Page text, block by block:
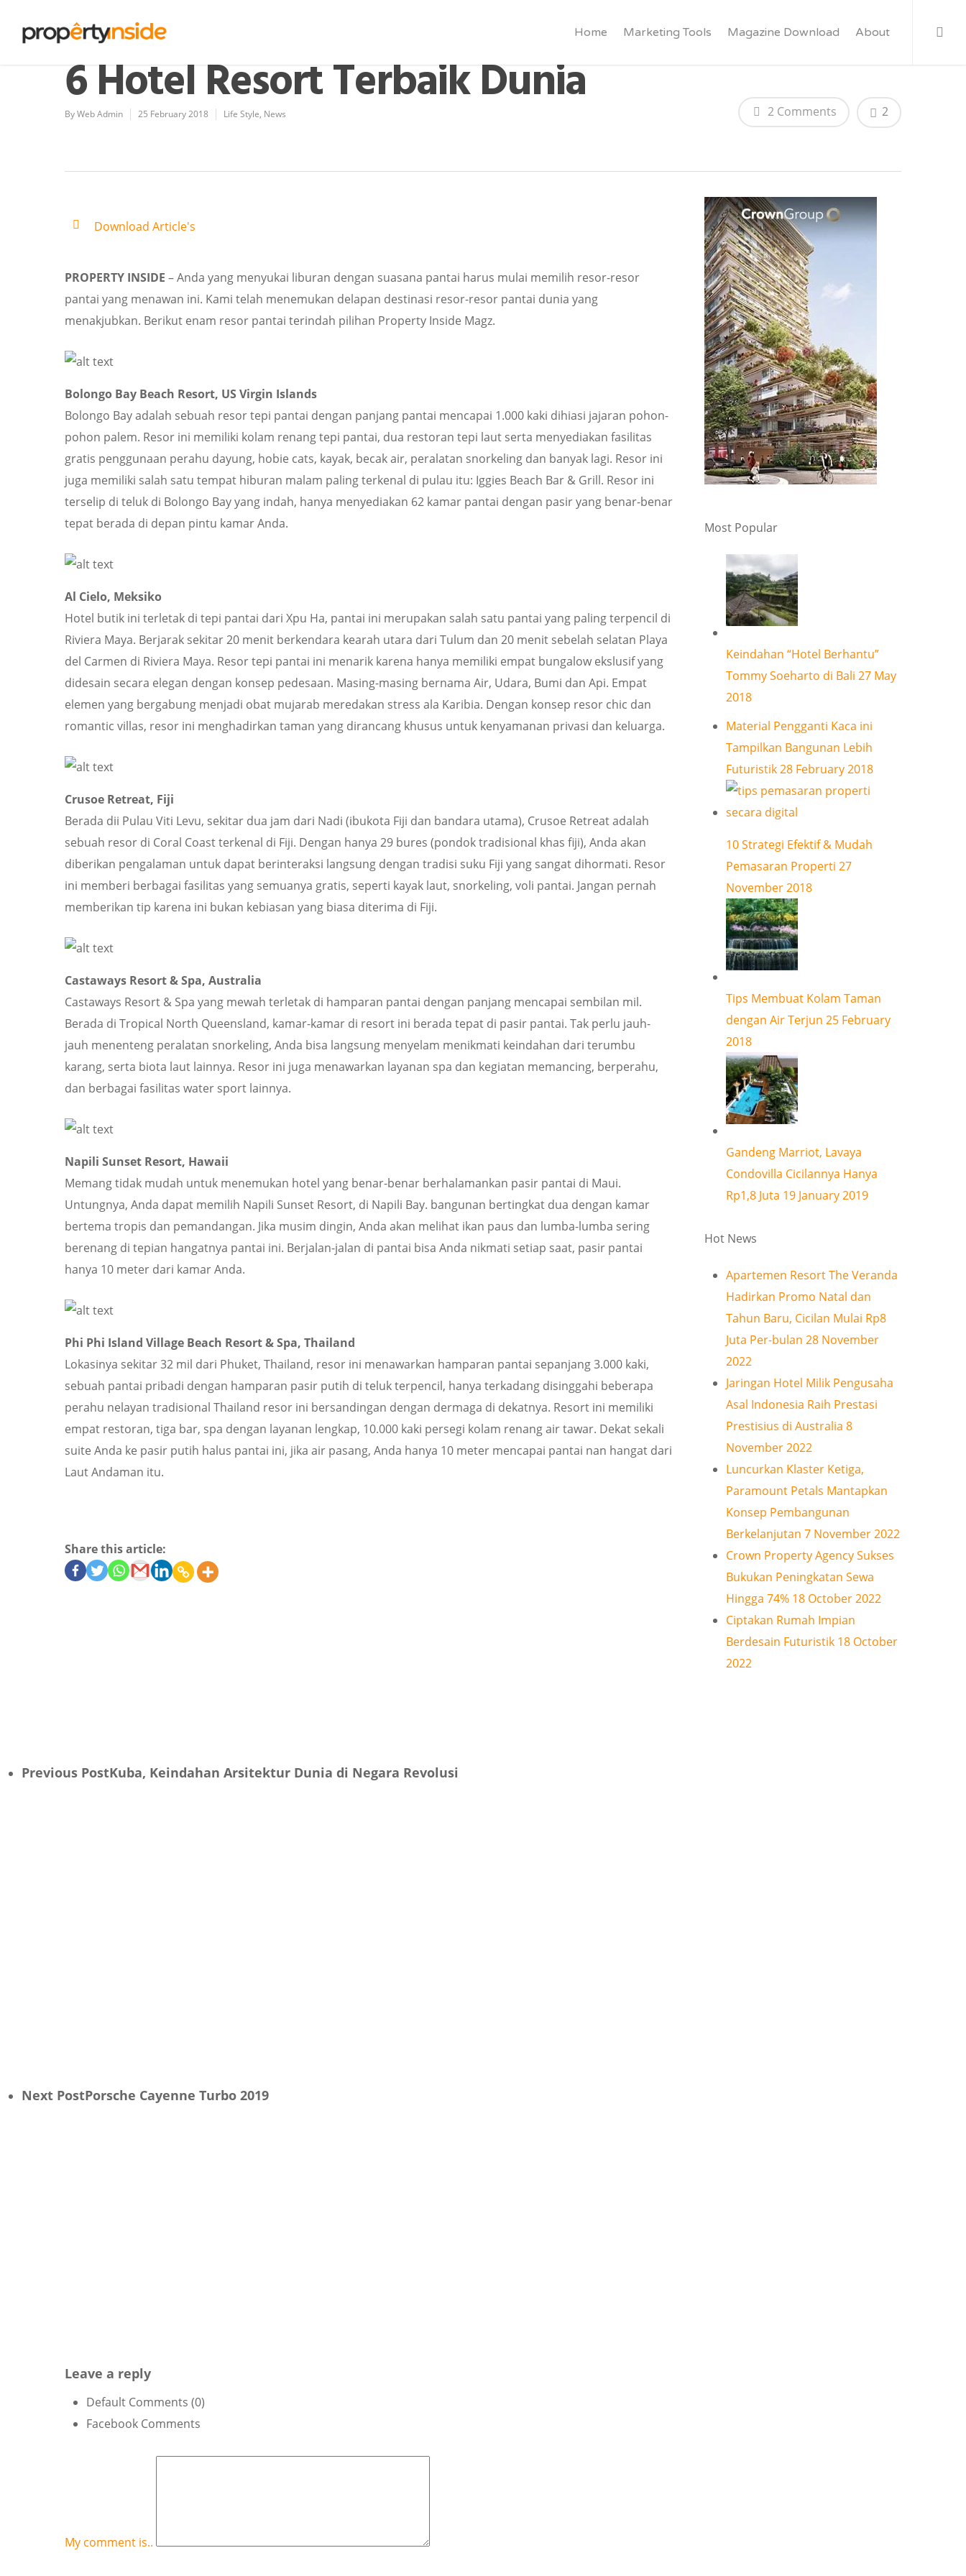
Home Marketing Tools Magazine Download About
6 Hotel Resort Terbaik Dunia
ByWeb Admin 25 February 2018 Life Style, News 2 Comments 2
Download Article's
PROPERTY INSIDE – Anda yang menyukai liburan dengan suasana pantai harus mulai memilih resor-resor
pantai yang menawan ini. Kami telah menemukan delapan destinasi resor-resor pantai dunia yang
menakjubkan. Berikut enam resor pantai terindah pilihan Property Inside Magz.
Bolongo Bay Beach Resort, US Virgin Islands
Bolongo Bay adalah sebuah resor tepi pantai dengan panjang pantai mencapai 1.000 kaki dihiasi jajaran pohon-
pohon palem. Resor ini memiliki kolam renang tepi pantai, dua restoran tepi laut serta menyediakan fasilitas
gratis penggunaan perahu dayung, hobie cats, kayak, becak air, peralatan snorkeling dan banyak lagi. Resor ini
juga memiliki salah satu tempat hiburan malam paling terkenal di pulau itu: Iggies Beach Bar & Grill. Resor ini
terselip di teluk di Bolongo Bay yang indah, hanya menyediakan 62 kamar pantai dengan pasir yang benar-benar
tepat berada di depan pintu kamar Anda.
Al Cielo, Meksiko
Hotel butik ini terletak di tepi pantai dari Xpu Ha, pantai ini merupakan salah satu pantai yang paling terpencil di
Riviera Maya. Berjarak sekitar 20 menit berkendara kearah utara dari Tulum dan 20 menit sebelah selatan Playa
del Carmen di Riviera Maya. Resor tepi pantai ini menarik karena hanya memiliki empat bungalow ekslusif yang
didesain secara elegan dengan konsep pedesaan. Masing-masing bernama Air, Udara, Bumi dan Api. Empat
elemen yang bergabung menjadi obat mujarab meredakan stress ala Karibia. Dengan konsep resor chic dan
romantic villas, resor ini menghadirkan taman yang dirancang khusus untuk kenyamanan privasi dan keluarga.
Crusoe Retreat, Fiji
Berada dii Pulau Viti Levu, sekitar dua jam dari Nadi (ibukota Fiji dan bandara utama), Crusoe Retreat adalah
sebuah resor di Coral Coast terkenal di Fiji. Dengan hanya 29 bures (pondok tradisional khas fiji), Anda akan
diberikan pengalaman untuk dapat berinteraksi langsung dengan tradisi suku Fiji yang sangat dihormati. Resor
ini memberi berbagai fasilitas yang semuanya gratis, seperti kayak laut, snorkeling, voli pantai. Jangan pernah
memberikan tip karena ini bukan kebiasan yang biasa diterima di Fiji.
Castaways Resort & Spa, Australia
Castaways Resort & Spa yang mewah terletak di hamparan pantai dengan panjang mencapai sembilan mil.
Berada di Tropical North Queensland, kamar-kamar di resort ini berada tepat di pasir pantai. Tak perlu jauh-
jauh menenteng peralatan snorkeling, Anda bisa langsung menyelam menikmati keindahan dari terumbu
karang, serta biota laut lainnya. Resor ini juga menawarkan layanan spa dan kegiatan memancing, berperahu,
dan berbagai fasilitas water sport lainnya.
Napili Sunset Resort, Hawaii
Memang tidak mudah untuk menemukan hotel yang benar-benar berhalamankan pasir pantai di Maui.
Untungnya, Anda dapat memilih Napili Sunset Resort, di Napili Bay. bangunan bertingkat dua dengan kamar
bertema tropis dan pemandangan. Jika musim dingin, Anda akan melihat ikan paus dan lumba-lumba sering
berenang di tepian hangatnya pantai ini. Berjalan-jalan di pantai bisa Anda nikmati setiap saat, pasir pantai
hanya 10 meter dari kamar Anda.
Phi Phi Island Village Beach Resort & Spa, Thailand
Lokasinya sekitar 32 mil dari Phuket, Thailand, resor ini menawarkan hamparan pantai sepanjang 3.000 kaki,
sebuah pantai pribadi dengan hamparan pasir putih di teluk terpencil, hanya terkadang disinggahi beberapa
perahu nelayan tradisional Thailand resor ini bersandingan dengan dermaga di dekatnya. Resort ini memiliki
empat restoran, tiga bar, spa dengan layanan lengkap, 10.000 kaki persegi kolam renang air tawar. Dekat sekali
suite Anda ke pasir putih halus pantai ini, jika air pasang, Anda hanya 10 meter mencapai pantai nan hangat dari
Laut Andaman itu.
Share this article:
Most Popular
Keindahan “Hotel Berhantu”
Tommy Soeharto di Bali 27 May
2018
Material Pengganti Kaca ini
Tampilkan Bangunan Lebih
Futuristik 28 February 2018
10 Strategi Efektif & Mudah
Pemasaran Properti 27
November 2018
Tips Membuat Kolam Taman
dengan Air Terjun 25 February
2018
Gandeng Marriot, Lavaya
Condovilla Cicilannya Hanya
Rp1,8 Juta 19 January 2019
Hot News
Apartemen Resort The Veranda
Hadirkan Promo Natal dan
Tahun Baru, Cicilan Mulai Rp8
Juta Per-bulan 28 November
2022
Jaringan Hotel Milik Pengusaha
Asal Indonesia Raih Prestasi
Prestisius di Australia 8
November 2022
Luncurkan Klaster Ketiga,
Paramount Petals Mantapkan
Konsep Pembangunan
Berkelanjutan 7 November 2022
Crown Property Agency Sukses
Bukukan Peningkatan Sewa
Hingga 74% 18 October 2022
Ciptakan Rumah Impian
Berdesain Futuristik 18 October
2022
Previous PostKuba, Keindahan Arsitektur Dunia di Negara Revolusi
Next PostPorsche Cayenne Turbo 2019
Leave a reply
Default Comments (0)
Facebook Comments
My comment is..